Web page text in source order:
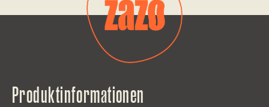
Produktinformationen